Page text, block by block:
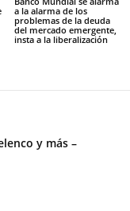
a la alarma de los
problemas de la deuda
del mercado emergente,
insta a la liberalización
y más –